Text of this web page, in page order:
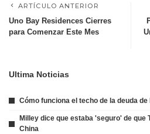
ARTÍCULO ANTERIOR
Uno Bay Residences Cierres
para Comenzar Este Mes
Ultima Noticias
Cómo funciona el techo de la deuda
Milley dice que estaba 'seguro' de que
China